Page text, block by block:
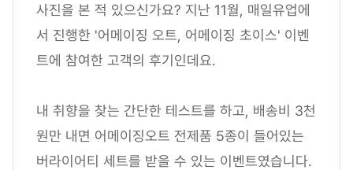
사진을 본 적 있으신가요? 지난 11월, 매일유업에
서 진행한 '어메이징 오트, 어메이징 초이스' 이벤
트에 참여한 고객의 후기인데요.
내 취향을 찾는 간단한 테스트를 하고, 배송비 3천
원만 내면 어메이징오트 전제품 5종이 들어있는
버라이어티 세트를 받을 수 있는 이벤트였습니다.